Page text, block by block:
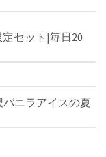
セット|毎日20
ニラアイスの夏